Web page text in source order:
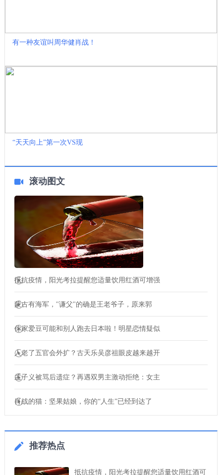
有一种友谊叫周华健肖战！
“天天向上”第一次VS现
滚动图文
抵抗疫情，阳光考拉提醒您适量饮用红酒可增强
蒙古有海军，"谦父"的确是王老爷子，原来郭
你家爱豆可能和别人跑去日本啦！明星恋情疑似
人老了五官会外扩？古天乐吴彦祖眼皮越来越开
孟子义被骂后遗症？再遇双男主激动拒绝：女主
肖战的猫：坚果姑娘，你的“人生”已经到达了
推荐热点
抵抗疫情，阳光考拉提醒您适量饮用红酒可